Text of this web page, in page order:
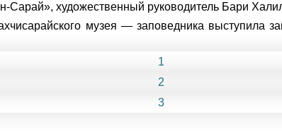
Сарай», художественный руководитель Бари
музея — заповедника выступила